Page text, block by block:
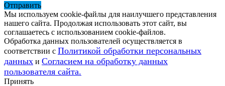
Отправить
Мы используем cookie-файлы для наилучшего представления
нашего сайта. Продолжая использовать этот сайт, вы
соглашаетесь с использованием cookie-файлов.
Обработка данных пользователей осуществляется в
соответствии с Политикой обработки персональных
данных и Согласием на обработку данных
пользователя сайта.
Принять